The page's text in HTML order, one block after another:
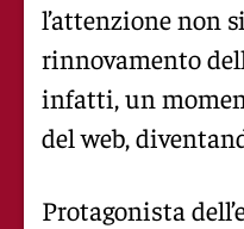
l’attenzione non
rinnovamento
infatti, un
del web,
Protagonista